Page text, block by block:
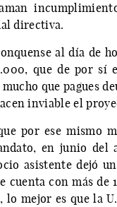
directiva.
al día de
que de por sí
que pagues
inviable el
por ese mismo
en junio del
asistente dejó
cuenta con más de
mejor es que la